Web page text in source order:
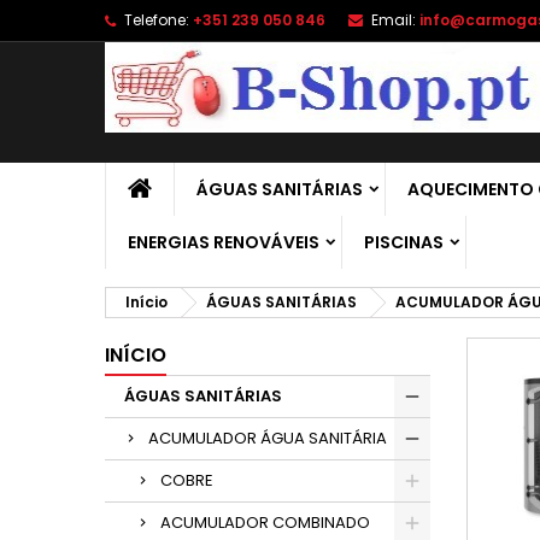
Telefone: +351 239 050 846 Email:
ÁGUAS SANITÁRIAS AQUECIMENTO
ENERGIAS RENOVÁVEIS PISCINAS
Início ÁGUAS SANITÁRIAS ACUMULADOR
INÍCIO
ÁGUAS SANITÁRIAS
ACUMULADOR ÁGUA SANITÁRIA
COBRE
ACUMULADOR COMBINADO
add_circle_outline
É